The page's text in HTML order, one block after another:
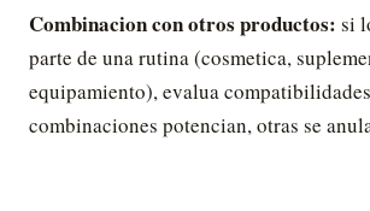
Combinacion con otros productos: si
parte de una rutina (cosmetica,
equipamiento), evalua
combinaciones potencian, otras se